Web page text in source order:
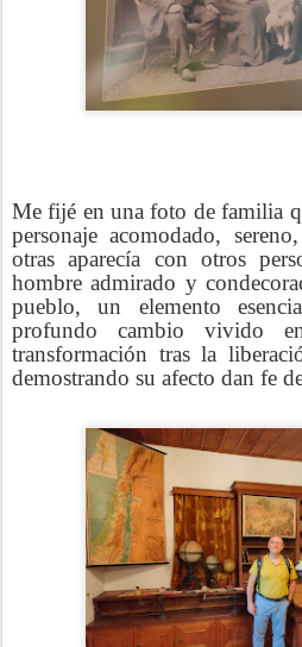
Me fijé en una foto de familia
personaje acomodado,
otras aparecía con otros
hombre admirado y
pueblo, un elemento
profundo cambio vivido
transformación tras la
demostrando su afecto dan fe